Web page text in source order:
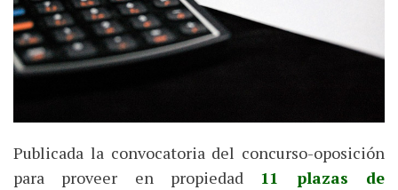
Publicada la convocatoria del concurso-oposición
para proveer en propiedad 11 plazas de